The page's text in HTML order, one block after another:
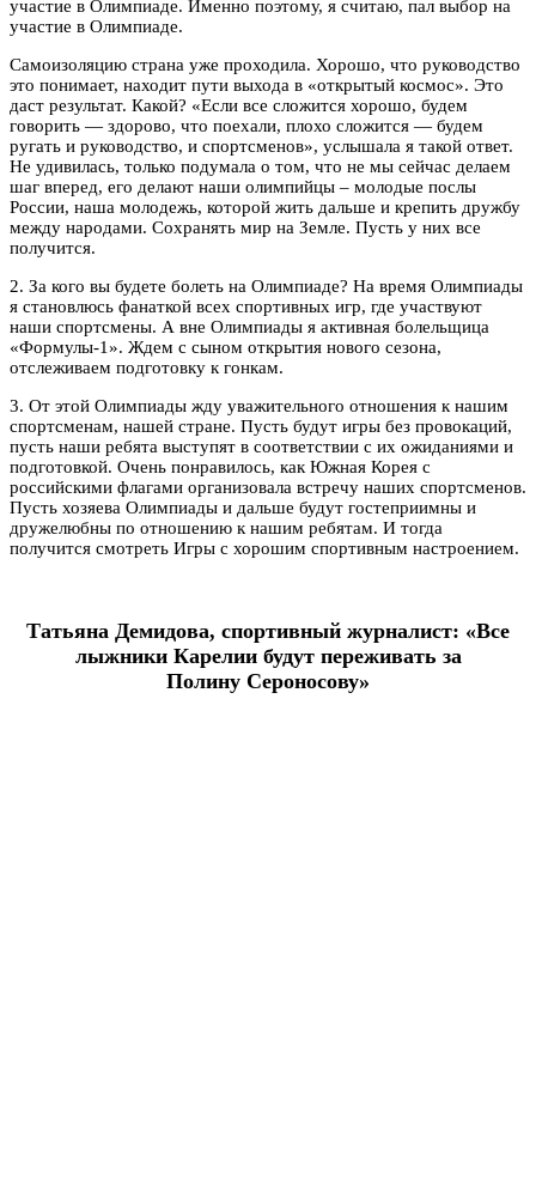
участие в Олимпиаде. Именно поэтому, я считаю, пал выбор на
участие в Олимпиаде.
Самоизоляцию страна уже проходила. Хорошо, что руководство
это понимает, находит пути выхода в «открытый космос». Это
даст результат. Какой? «Если все сложится хорошо, будем
говорить — здорово, что поехали, плохо сложится — будем
ругать и руководство, и спортсменов», услышала я такой ответ.
Не удивилась, только подумала о том, что не мы сейчас делаем
шаг вперед, его делают наши олимпийцы – молодые послы
России, наша молодежь, которой жить дальше и крепить дружбу
между народами. Сохранять мир на Земле. Пусть у них все
получится.
2. За кого вы будете болеть на Олимпиаде? На время Олимпиады
я становлюсь фанаткой всех спортивных игр, где участвуют
наши спортсмены. А вне Олимпиады я активная болельщица
«Формулы-1». Ждем с сыном открытия нового сезона,
отслеживаем подготовку к гонкам.
3. От этой Олимпиады жду уважительного отношения к нашим
спортсменам, нашей стране. Пусть будут игры без провокаций,
пусть наши ребята выступят в соответствии с их ожиданиями и
подготовкой. Очень понравилось, как Южная Корея с
российскими флагами организовала встречу наших спортсменов.
Пусть хозяева Олимпиады и дальше будут гостеприимны и
дружелюбны по отношению к нашим ребятам. И тогда
получится смотреть Игры с хорошим спортивным настроением.
Татьяна Демидова, спортивный журналист: «Все
лыжники Карелии будут переживать за
Полину Сероносову»